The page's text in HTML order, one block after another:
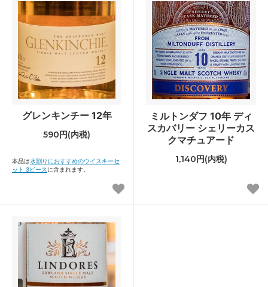
グレンキンチー 12年
590円(内税)
本品は水割りにおすすめのウイスキーセ
ット 3ピース に含まれます。
ミルトンダフ 10年 ディ
スカバリー シェリーカス
クマチュアード
1,140円(内税)